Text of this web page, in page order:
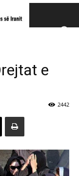
së Iranit (NCRI)
e
2442